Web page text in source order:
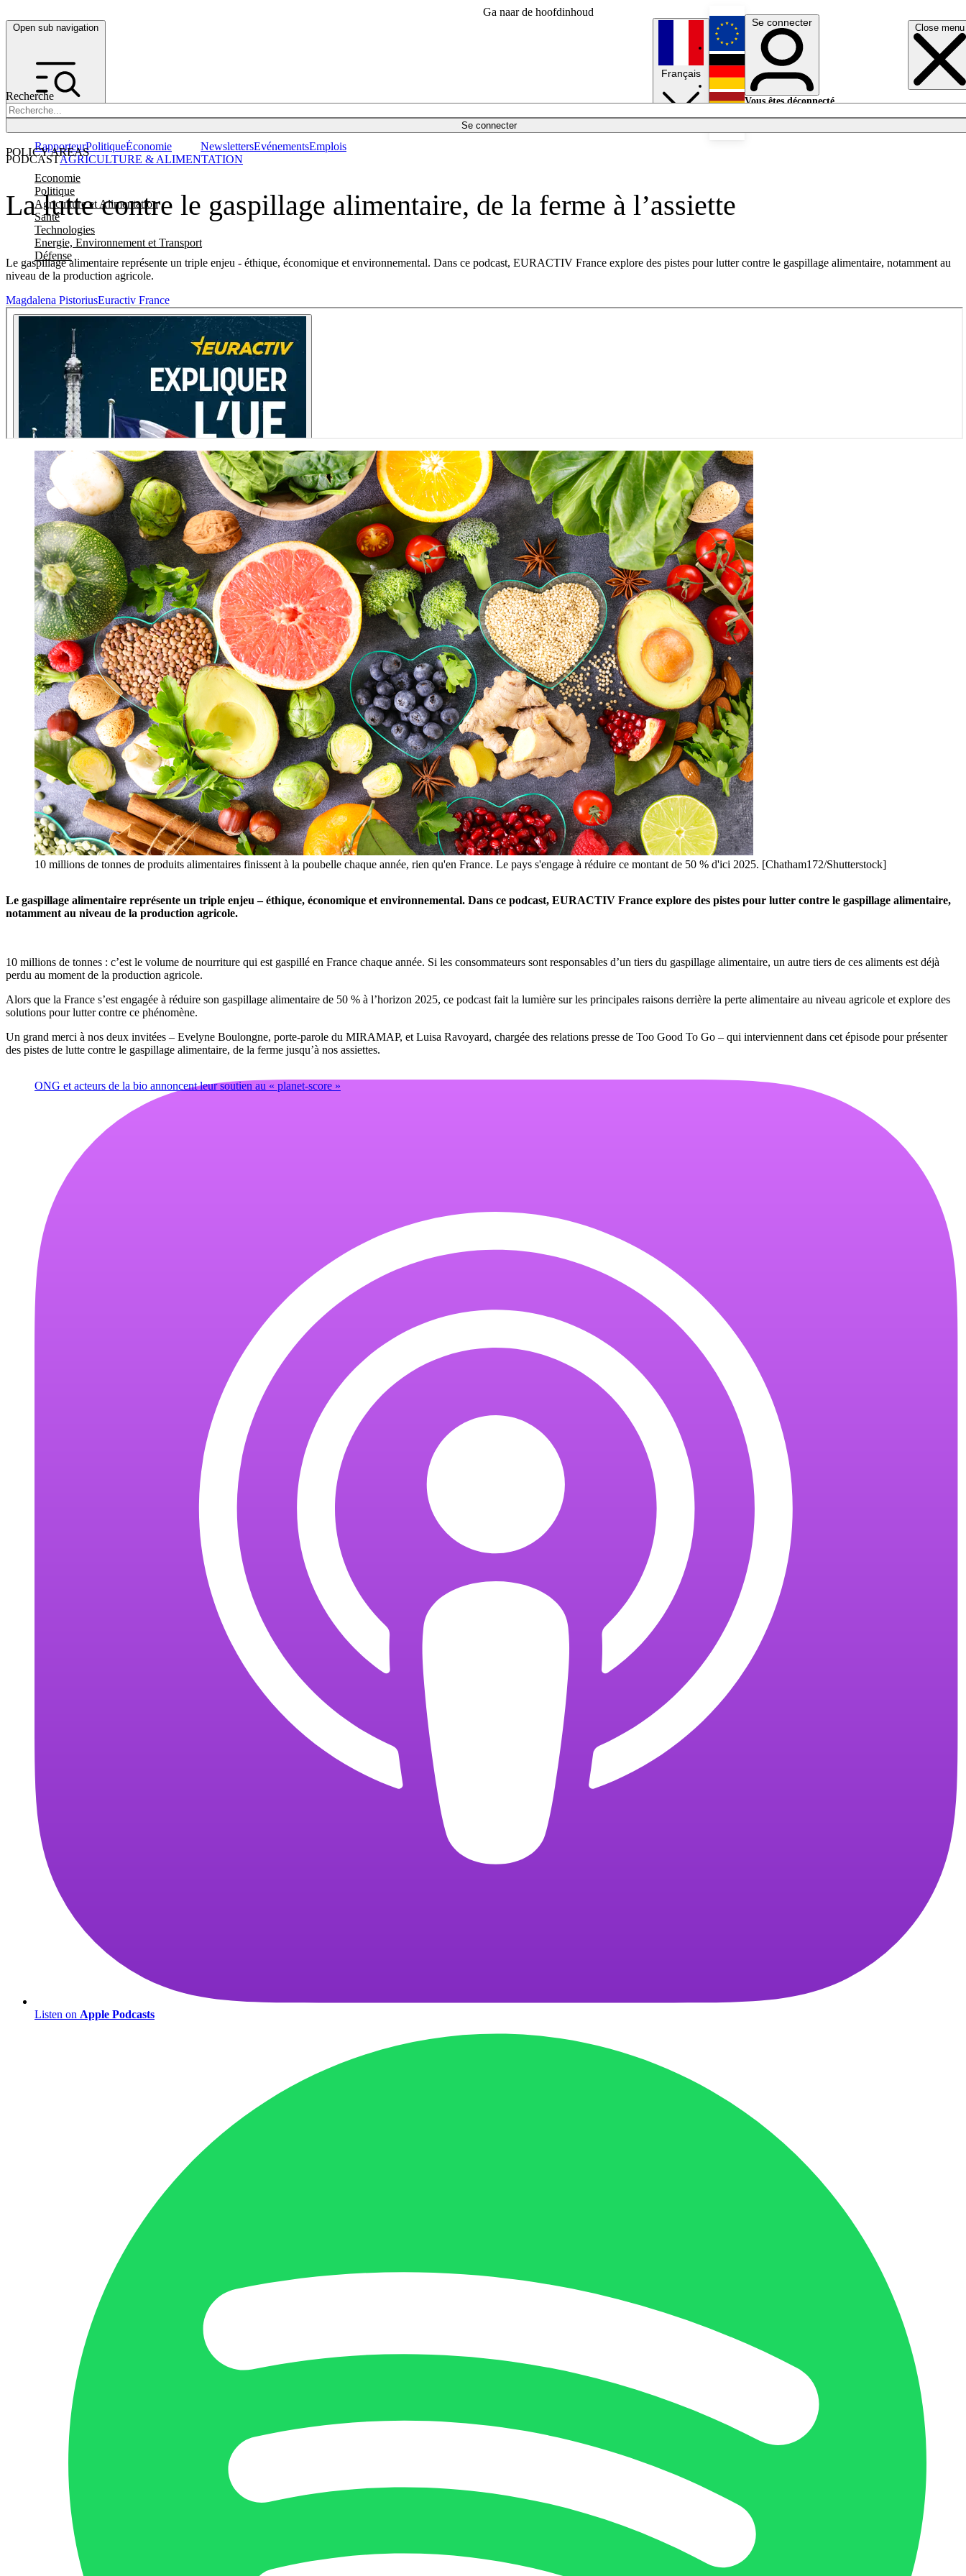
Ga naar de hoofdinhoud
Open sub navigation Close menu
Recherche
Se connecter
POLICY AREAS
Economie
Politique
Agriculture et Alimentation
Santé
Technologies
Energie, Environnement et Transport
Défense
RapporteurPolitiqueÉconomie NewslettersEvénementsEmplois
Français
English
Deutsch
Se connecter
Vous êtes déconnecté.
La lutte contre le gaspillage alimentaire, de la ferme à l’assiette
Le gaspillage alimentaire représente un triple enjeu - éthique, économique et environnemental. Dans ce podcast, EURACTIV France explore des pistes pour lutter contre le gaspillage alimentaire, notamment au
niveau de la production agricole.
PODCASTAGRICULTURE & ALIMENTATION
Magdalena PistoriusEuractiv France
10 millions de tonnes de produits alimentaires finissent à la poubelle chaque année, rien qu'en France. Le pays s'engage à réduire ce montant de 50 % d'ici 2025. [Chatham172/Shutterstock]
Le gaspillage alimentaire représente un triple enjeu – éthique, économique et environnemental. Dans ce podcast, EURACTIV France explore des pistes pour lutter contre le gaspillage alimentaire,
notamment au niveau de la production agricole.
10 millions de tonnes : c’est le volume de nourriture qui est gaspillé en France chaque année. Si les consommateurs sont responsables d’un tiers du gaspillage alimentaire, un autre tiers de ces aliments est déjà
perdu au moment de la production agricole.
Alors que la France s’est engagée à réduire son gaspillage alimentaire de 50 % à l’horizon 2025, ce podcast fait la lumière sur les principales raisons derrière la perte alimentaire au niveau agricole et explore des
solutions pour lutter contre ce phénomène.
Un grand merci à nos deux invitées – Evelyne Boulongne, porte-parole du MIRAMAP, et Luisa Ravoyard, chargée des relations presse de Too Good To Go – qui interviennent dans cet épisode pour présenter
des pistes de lutte contre le gaspillage alimentaire, de la ferme jusqu’à nos assiettes.
ONG et acteurs de la bio annoncent leur soutien au « planet-score »
Listen on Apple Podcasts